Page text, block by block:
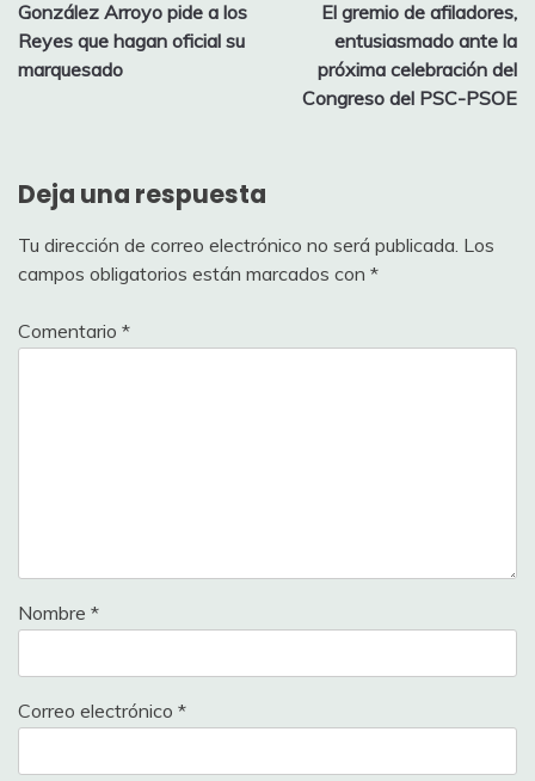
de
entradas
González Arroyo pide a los
Reyes que hagan oficial su
marquesado
El gremio de afiladores,
entusiasmado ante la
próxima celebración del
Congreso del PSC-PSOE
Deja una respuesta
Tu dirección de correo electrónico no será publicada. Los
campos obligatorios están marcados con *
Comentario *
Nombre *
Correo electrónico *